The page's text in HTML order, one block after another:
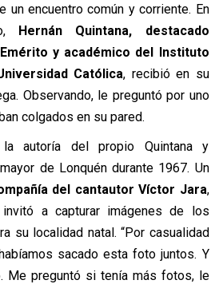
un encuentro común y corriente. En
Hernán Quintana, destacado
y académico del Instituto
Católica, recibió en su
Observando, le preguntó por uno
colgados en su pared.
autoría del propio Quintana y
de Lonquén durante 1967. Un
del cantautor Víctor Jara,
a capturar imágenes de los
su localidad natal. “Por casualidad
sacado esta foto juntos. Y
Me preguntó si tenía más fotos, le